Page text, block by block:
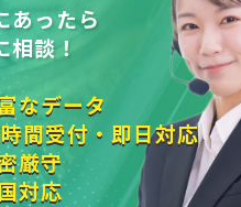
あったら
相談！
なデータ
間受付・即日対応
厳守
対応